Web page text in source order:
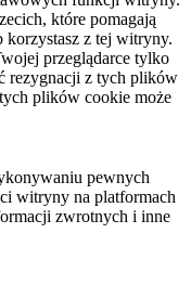
które pomagają
korzystasz z tej witryny.
przeglądarce tylko
rezygnacji z tych plików
plików cookie może
pewnych
witryny na platformach
zwrotnych i inne